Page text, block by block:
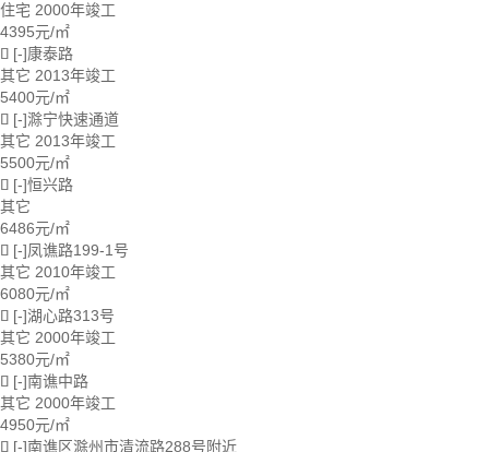
住宅 2000年竣工
4395元/㎡
 [-]康泰路
其它 2013年竣工
5400元/㎡
 [-]滁宁快速通道
其它 2013年竣工
5500元/㎡
 [-]恒兴路
其它
6486元/㎡
 [-]凤谯路199-1号
其它 2010年竣工
6080元/㎡
 [-]湖心路313号
其它 2000年竣工
5380元/㎡
 [-]南谯中路
其它 2000年竣工
4950元/㎡
 [-]南谯区滁州市清流路288号附近